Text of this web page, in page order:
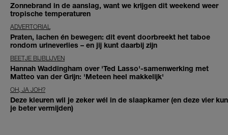
Zonnebrand in de aanslag, want we krijgen dit weekend weer
tropische temperaturen
ADVERTORIAL
Praten, lachen én bewegen: dit event doorbreekt het taboe
rondom urineverlies – en jij kunt daarbij zijn
BEETJE BIJBLIJVEN
Hannah Waddingham over 'Ted Lasso'-samenwerking met
Matteo van der Grijn: 'Meteen heel makkelijk'
OH, JA JOH?
Deze kleuren wil je zeker wél in de slaapkamer (en deze vier kun
je beter vermijden)